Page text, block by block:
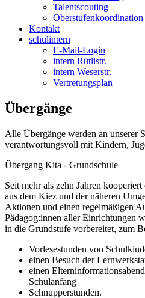
Talentscouting
Oberstufenkoordination
Kontakt
schulintern
E-Mail-Login
intern Rütlistr.
intern Weserstr.
Vertretungsplan
Übergänge
Alle Übergänge werden an unserer
verantwortungsvoll mit Kindern,
Übergang Kita - Grundschule
Seit mehr als zehn Jahren
aus dem Kiez und der näheren
Aktionen und einen regelmäßigen
Pädagog:innen aller Einrichtungen
in die Grundstufe vorbereitet, zum
Vorlesestunden von
einen Besuch der
einen
Schulanfang
Schnupperstunden.